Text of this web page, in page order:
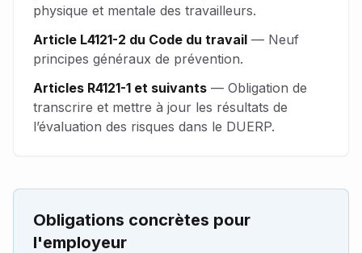
physique et mentale des travailleurs.
Article L4121-2 du Code du travail — Neuf
principes généraux de prévention.
Articles R4121-1 et suivants — Obligation de
transcrire et mettre à jour les résultats de
l’évaluation des risques dans le DUERP.
Obligations concrètes pour
l'employeur